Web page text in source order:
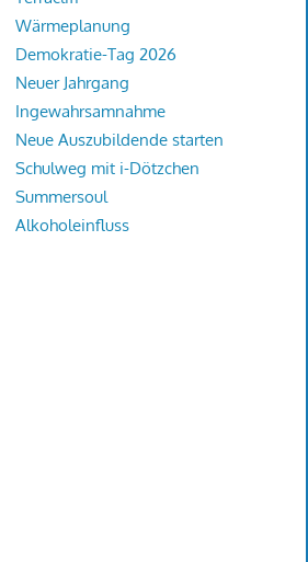
Wärmeplanung
Demokratie-Tag 2026
Neuer Jahrgang
Ingewahrsamnahme
Neue Auszubildende starten
Schulweg mit i-Dötzchen
Summersoul
Alkoholeinfluss